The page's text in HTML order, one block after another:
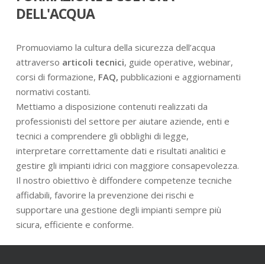
DELL'ACQUA
Promuoviamo la cultura della sicurezza dell’acqua
attraverso articoli tecnici, guide operative, webinar,
corsi di formazione, FAQ, pubblicazioni e aggiornamenti
normativi costanti.
Mettiamo a disposizione contenuti realizzati da
professionisti del settore per aiutare aziende, enti e
tecnici a comprendere gli obblighi di legge,
interpretare correttamente dati e risultati analitici e
gestire gli impianti idrici con maggiore consapevolezza.
Il nostro obiettivo è diffondere competenze tecniche
affidabili, favorire la prevenzione dei rischi e
supportare una gestione degli impianti sempre più
sicura, efficiente e conforme.